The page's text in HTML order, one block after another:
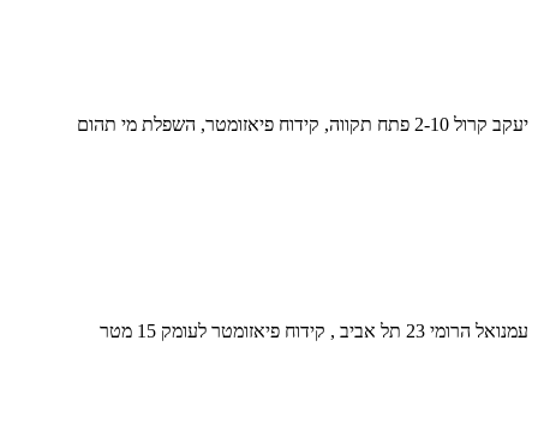
יעקב קרול 2-10 פתח תקווה, קידוח פיאזומטר, השפלת מי תהום
עמנואל הרומי 23 תל אביב , קידוח פיאזומטר לעומק 15 מטר